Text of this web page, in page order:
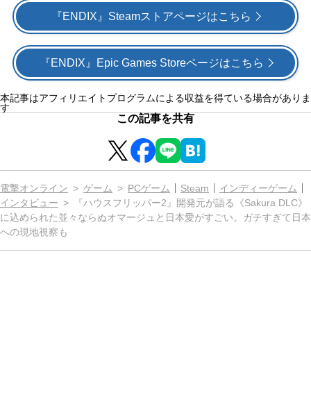
『ENDIX』Steamストアページはこちら
『ENDIX』Epic Games Storeページはこちら
本記事はアフィリエイトプログラムによる収益を得ている場合がありま
す
この記事を共有
電撃オンライン ゲーム PCゲーム Steam
インディーゲーム
インタビュー
『ハウスフリッパー2』開発元が語る《Sakura DLC》
に込められた並々ならぬオマージュと日本愛がすごい。ガチすぎて日本
への現地視察も